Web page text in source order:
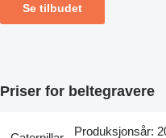
Se tilbudet
Priser for beltegravere
Produksjonsår: